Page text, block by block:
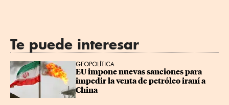
Te puede interesar
GEOPOLÍTICA
EU impone nuevas sanciones para
impedir la venta de petróleo iraní a
China